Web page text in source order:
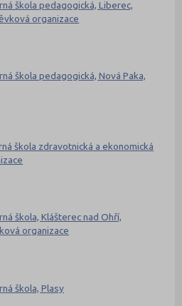
škola pedagogická, Liberec,
organizace
škola pedagogická, Nová Paka,
škola zdravotnická a ekonomická
škola, Klášterec nad Ohří,
organizace
škola, Plasy